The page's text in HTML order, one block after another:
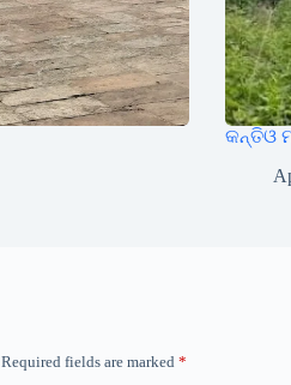
କନ୍ତିଓ
Required fields are marked *